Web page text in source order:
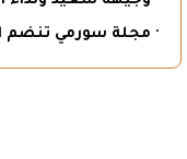
· مجلة سورمي تنضم